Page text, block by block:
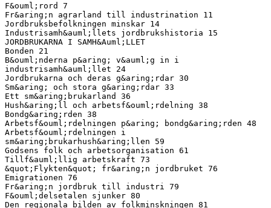
F&ouml;rord 7
Fr&aring;n agrarland till industrination 11
Jordbruksbefolkningen minskar 14
Industrisamh&auml;llets jordbrukshistoria 15
JORDBRUKARNA I SAMH&Auml;LLET
Bonden 21
B&ouml;nderna p&aring; v&auml;g in i
industrisamh&auml;llet 24
Jordbrukarna och deras g&aring;rdar 30
Sm&aring; och stora g&aring;rdar 33
Ett sm&aring;brukarland 36
Hush&aring;ll och arbetsf&ouml;rdelning 38
Bondg&aring;rden 38
Arbetsf&ouml;rdelningen p&aring; bondg&aring;rden 48
Arbetsf&ouml;rdelningen i
sm&aring;brukarhush&aring;llen 59
Godsens folk och arbetsorganisation 61
Tillf&auml;llig arbetskraft 73
&quot;Flykten&quot; fr&aring;n jordbruket 76
Emigrationen 76
Fr&aring;n jordbruk till industri 79
F&ouml;delsetalen sjunker 80
Den regionala bilden av folkminskningen 81